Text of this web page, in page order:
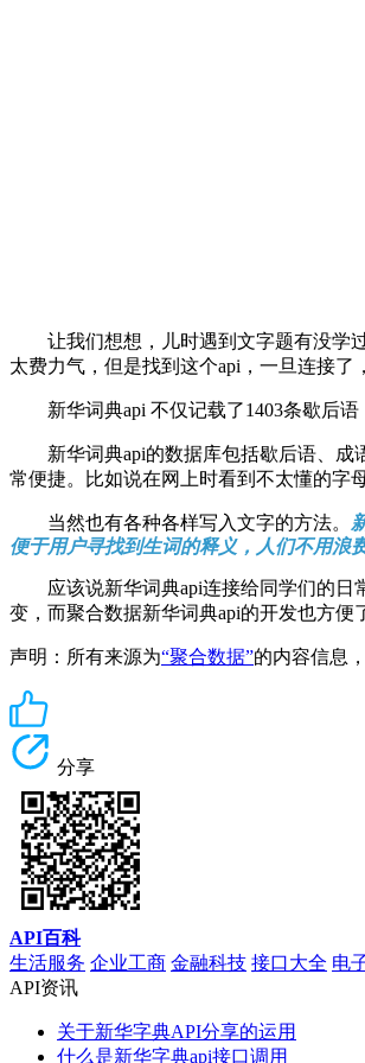
让我们想想，儿时遇到文字题有没学过
太费力气，但是找到这个api，一旦连接
新华词典api 不仅记载了1403条歇后语
新华词典api的数据库包括歇后语、成语
常便捷。比如说在网上时看到不太懂的字
当然也有各种各样写入文字的方法。
便于用户寻找到生词的释义，人们不用浪
应该说新华词典api连接给同学们的日常
变，而聚合数据新华词典api的开发也方便
声明：所有来源为“聚合数据”的内容信息
分享
API百科
生活服务 企业工商 金融科技 接口大全 电
API资讯
关于新华字典API分享的运用
什么是新华字典api接口调用